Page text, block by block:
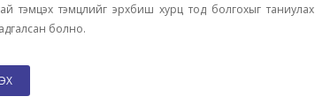
тэмцэх тэмцлийг эрхбиш хурц тод болгохыг таниулах
болно.